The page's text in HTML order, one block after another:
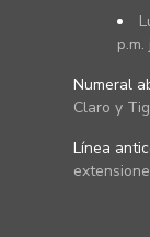
Numeral
Claro y
Línea